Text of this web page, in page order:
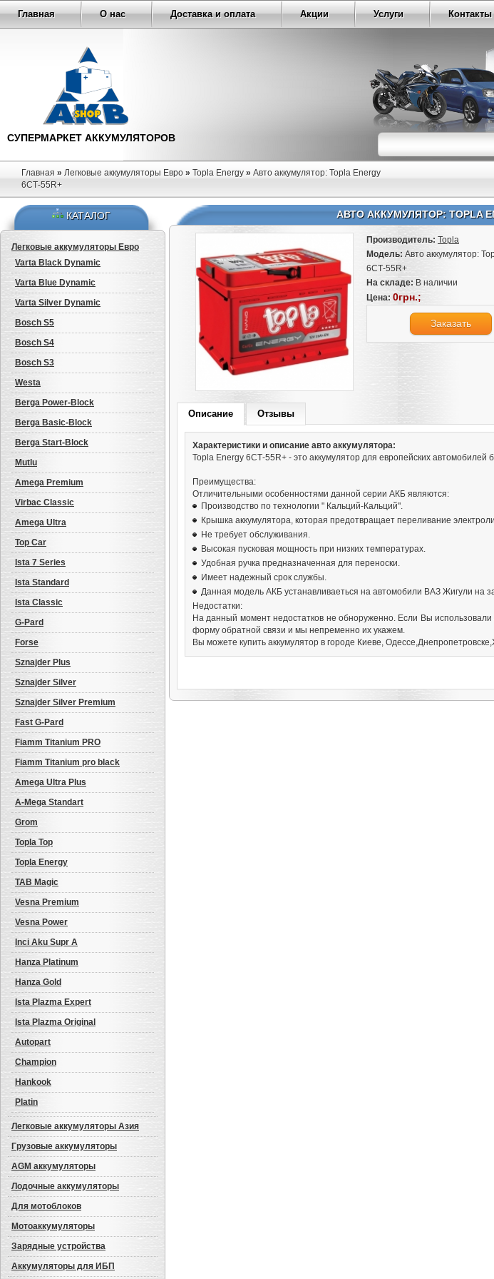
Главная О нас Доставка и оплата Акции Услуги Контакты
СУПЕРМАРКЕТ АККУМУЛЯТОРОВ
Главная » Легковые аккумуляторы Евро » Topla Energy » Авто аккумулятор: Topla Energy
6СТ-55R+
КАТАЛОГ
Легковые аккумуляторы Евро
Varta Black Dynamic
Varta Blue Dynamic
Varta Silver Dynamic
Bosch S5
Bosch S4
Bosch S3
Westa
Berga Power-Block
Berga Basic-Block
Berga Start-Block
Mutlu
Amega Premium
Virbac Classic
Amega Ultra
Top Car
Ista 7 Series
Ista Standard
Ista Classic
G-Pard
Forse
Sznajder Plus
Sznajder Silver
Sznajder Silver Premium
Fast G-Pard
Fiamm Titanium PRO
Fiamm Titanium pro black
Amega Ultra Plus
A-Mega Standart
Grom
Topla Top
Topla Energy
TAB Magic
Vesna Premium
Vesna Power
Inci Aku Supr A
Hanza Platinum
Hanza Gold
Ista Plazma Expert
Ista Plazma Original
Autopart
Champion
Hankook
Platin
Легковые аккумуляторы Азия
Грузовые аккумуляторы
AGM аккумуляторы
Лодочные аккумуляторы
Для мотоблоков
Мотоаккумуляторы
Зарядные устройства
Аккумуляторы для ИБП
АВТО АККУМУЛЯТОР: TOPLA
Производитель: Topla
Модель: Авто аккумулятор:
6СТ-55R+
На складе: В наличии
Цена: 0грн.;
Заказать
Описание Отзывы
Характеристики и описание авто аккумулятора:
Topla Energy 6СТ-55R+ - это аккумулятор для европейских автомобилей
Преимущества:
Отличительными особенностями данной серии АКБ являются:
Производство по технологии " Кальций-Кальций".
Крышка аккумулятора, которая предотвращает переливание
Не требует обслуживания.
Высокая пусковая мощность при низких температурах.
Удобная ручка предназначенная для переноски.
Имеет надежный срок службы.
Данная модель АКБ устанавливаеться на автомобили ВАЗ Жигули на
Недостатки:
На данный момент недостатков не обноруженно. Если Вы
форму обратной связи и мы непременно их укажем.
Вы можете купить аккумулятор в городе Киеве,